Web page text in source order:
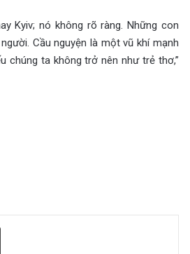
Kyiv; nó không rõ ràng. Những con
Cầu nguyện là một vũ khí mạnh
chúng ta không trở nên như trẻ thơ,”
Print